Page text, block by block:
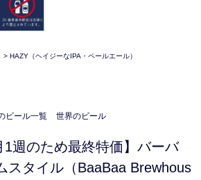
> HAZY（ヘイジーなIPA・ペールエール）
ビール一覧 世界のビール
1週のため最終特価】バーバ
タイル（BaaBaa Brewhous